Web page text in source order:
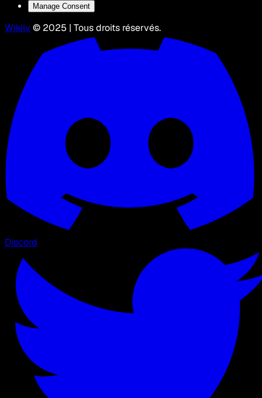
Manage Consent
Wikily © 2025 | Tous droits réservés.
Discord